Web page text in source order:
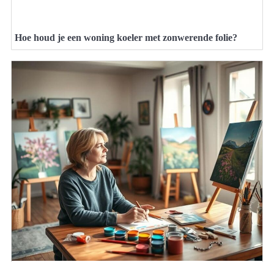
Hoe houd je een woning koeler met zonwerende folie?